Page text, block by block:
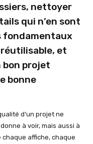
nettoyer
qui n’en sont
fondamentaux
et
bon projet
bonne
d’un projet ne
à voir, mais aussi à
affiche, chaque